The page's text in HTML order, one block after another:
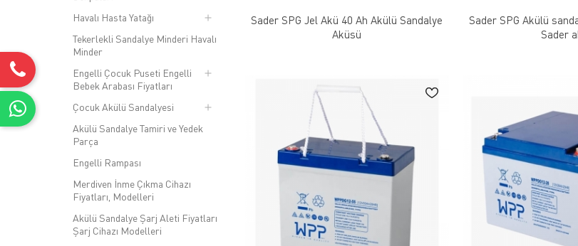
Havalı Hasta Yatağı
Tekerlekli Sandalye Minderi Havalı
Minder
Engelli Çocuk Puseti Engelli
Bebek Arabası Fiyatları
Çocuk Akülü Sandalyesi
Akülü Sandalye Tamiri ve Yedek
Parça
Engelli Rampası
Merdiven İnme Çıkma Cihazı
Fiyatları, Modelleri
Akülü Sandalye Şarj Aleti Fiyatları
Şarj Cihazı Modelleri
Sader SPG Jel Akü 40 Ah Akülü Sandalye
Aküsü
Sader SPG Akülü
Sader